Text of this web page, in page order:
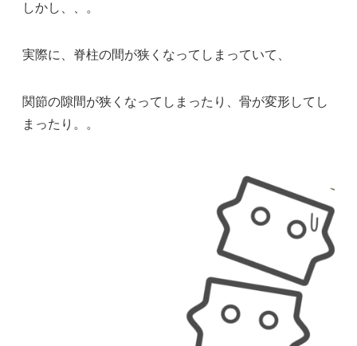
しかし、、。
実際に、脊柱の間が狭くなってしまっていて、
関節の隙間が狭くなってしまったり、骨が変形してし
まったり。。